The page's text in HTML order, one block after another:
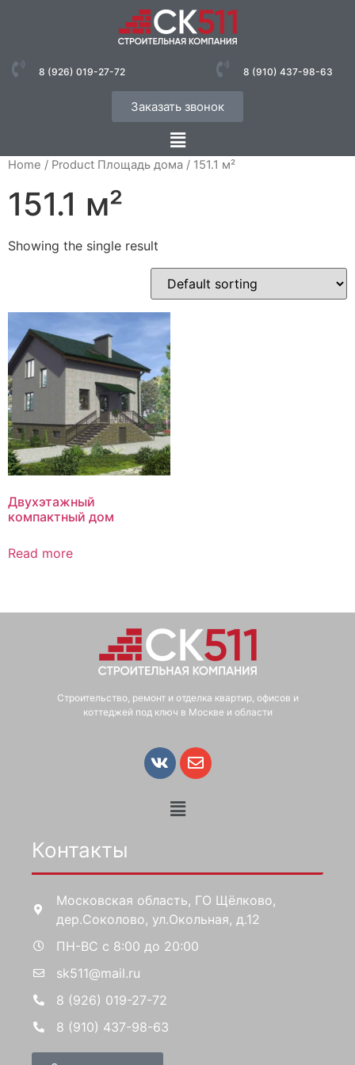
8 (926) 019-27-72 8 (910) 437-98-63
Заказать звонок
Home / Product Площадь дома / 151.1 м²
151.1 м²
Showing the single result
Двухэтажный
компактный дом
Read more
Строительство, ремонт и отделка квартир, офисов и
коттеджей под ключ в Москве и области
Контакты
Московская область, ГО Щёлково,
дер.Соколово, ул.Окольная, д.12
ПН-ВС с 8:00 до 20:00
sk511@mail.ru
8 (926) 019-27-72
8 (910) 437-98-63